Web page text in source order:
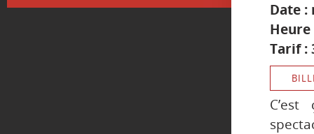
Date :
Heure
Tarif :